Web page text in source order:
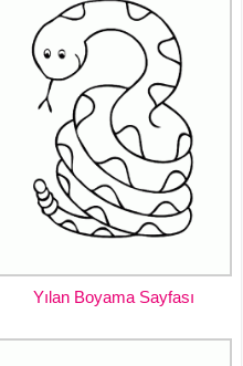
Yılan Boyama Sayfası